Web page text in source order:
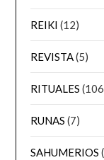
REIKI (12)
REVISTA(5)
RITUALES
RUNAS (7)
SAHUMERIOS